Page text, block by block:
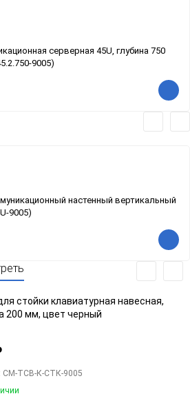
серверная 45U, глубина 750
9005)
настенный вертикальный
9005)
стойки клавиатурная навесная,
200 мм, цвет черный
CM-ТСВ-К-СТК-9005